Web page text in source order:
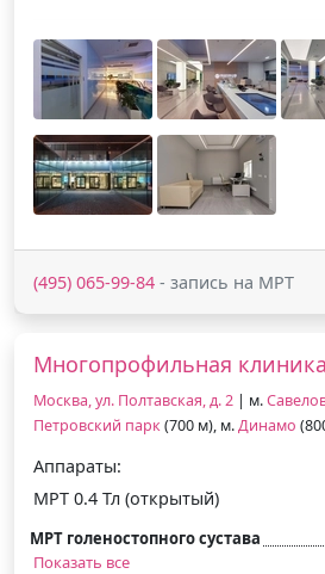
(495) 065-99-84 - запись на МРТ
Многопрофильная
Москва, ул. Полтавская, д. 2 | м.
Петровский парк(700 м), м.Динамо
Аппараты:
МРТ 0.4 Тл (открытый)
МРТ голеностопного сустава
Показать все